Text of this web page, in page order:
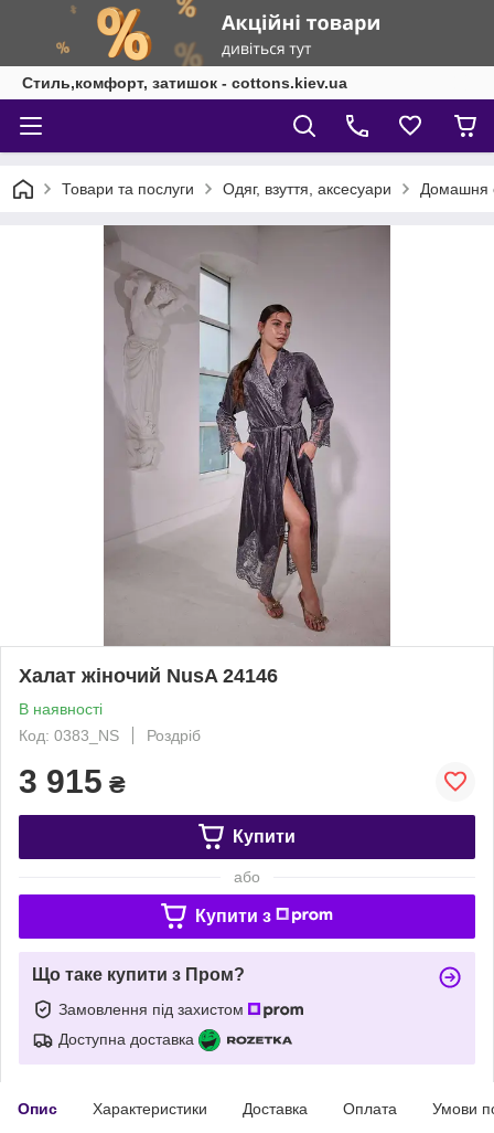
Стиль,комфорт, затишок - cottons.kiev.ua
Товари та послуги Одяг, взуття, аксесуари Домашня
Халат жіночий NusA 24146
В наявності
Код: 0383_NS
Роздріб
3 915 ₴
Купити
або
Купити з
Що таке купити з Пром?
Замовлення під захистом
Доступна доставка
Опис Характеристики Доставка Оплата Умови